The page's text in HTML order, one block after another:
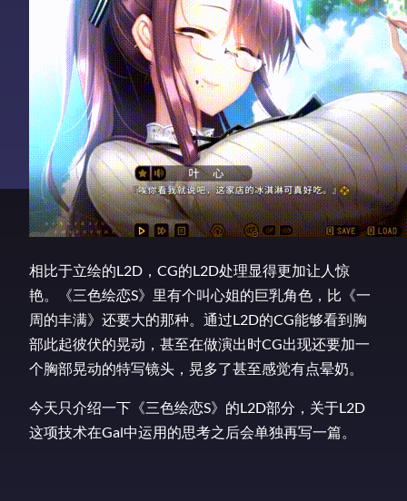
相比于立绘的L2D，CG的L2D处理显得更加让人惊
艳。《三色绘恋S》里有个叫心姐的巨乳角色，比《一
周的丰满》还要大的那种。通过L2D的CG能够看到胸
部此起彼伏的晃动，甚至在做演出时CG出现还要加一
个胸部晃动的特写镜头，晃多了甚至感觉有点晕奶。
今天只介绍一下《三色绘恋S》的L2D部分，关于L2D
这项技术在Gal中运用的思考之后会单独再写一篇。